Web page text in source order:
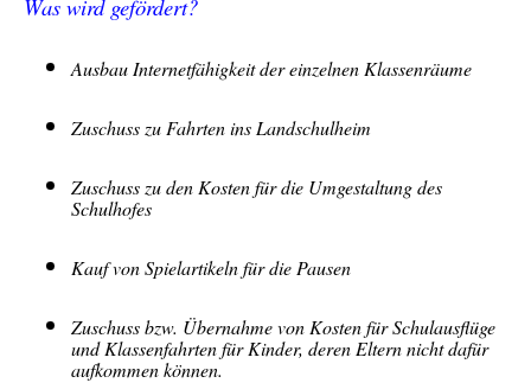
Was wird gefördert?
Ausbau Internetfähigkeit der einzelnen Klassenräume
Zuschuss zu Fahrten ins Landschulheim
Zuschuss zu den Kosten für die Umgestaltung des
Schulhofes
Kauf von Spielartikeln für die Pausen
Zuschuss bzw. Übernahme von Kosten für Schulausflüge
und Klassenfahrten für Kinder, deren Eltern nicht dafür
aufkommen können.